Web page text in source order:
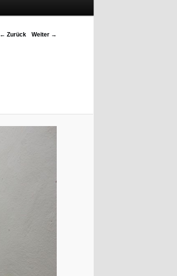
Bilder-Navigation
← Zurück Weiter →